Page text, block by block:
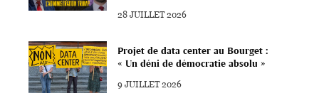
28 JUILLET 2026
Projet de data center au Bourget :
« Un déni de démocratie absolu »
9 JUILLET 2026